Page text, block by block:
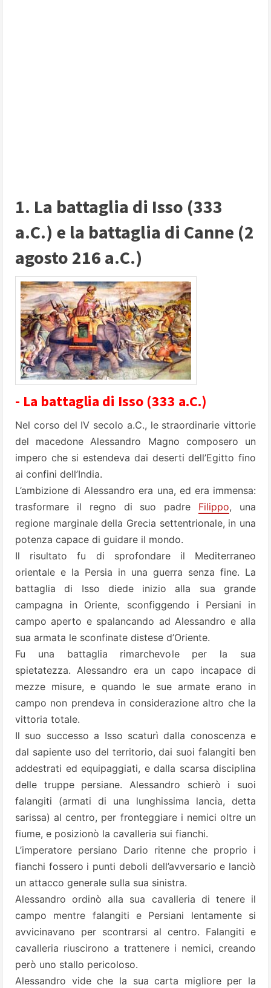
1. La battaglia di Isso (333
a.C.) e la battaglia di Canne (2
agosto 216 a.C.)
- La battaglia di Isso (333 a.C.)
Nel corso del IV secolo a.C., le straordinarie vittorie
del macedone Alessandro Magno composero un
impero che si estendeva dai deserti dell’Egitto fino
ai confini dell’India.
L’ambizione di Alessandro era una, ed era immensa:
trasformare il regno di suo padre Filippo, una
regione marginale della Grecia settentrionale, in una
potenza capace di guidare il mondo.
Il risultato fu di sprofondare il Mediterraneo
orientale e la Persia in una guerra senza fine. La
battaglia di Isso diede inizio alla sua grande
campagna in Oriente, sconfiggendo i Persiani in
campo aperto e spalancando ad Alessandro e alla
sua armata le sconfinate distese d’Oriente.
Fu una battaglia rimarchevole per la sua
spietatezza. Alessandro era un capo incapace di
mezze misure, e quando le sue armate erano in
campo non prendeva in considerazione altro che la
vittoria totale.
Il suo successo a Isso scaturì dalla conoscenza e
dal sapiente uso del territorio, dai suoi falangiti ben
addestrati ed equipaggiati, e dalla scarsa disciplina
delle truppe persiane. Alessandro schierò i suoi
falangiti (armati di una lunghissima lancia, detta
sarissa) al centro, per fronteggiare i nemici oltre un
fiume, e posizionò la cavalleria sui fianchi.
L’imperatore persiano Dario ritenne che proprio i
fianchi fossero i punti deboli dell’avversario e lanciò
un attacco generale sulla sua sinistra.
Alessandro ordinò alla sua cavalleria di tenere il
campo mentre falangiti e Persiani lentamente si
avvicinavano per scontrarsi al centro. Falangiti e
cavalleria riuscirono a trattenere i nemici, creando
però uno stallo pericoloso.
Alessandro vide che la sua carta migliore per la